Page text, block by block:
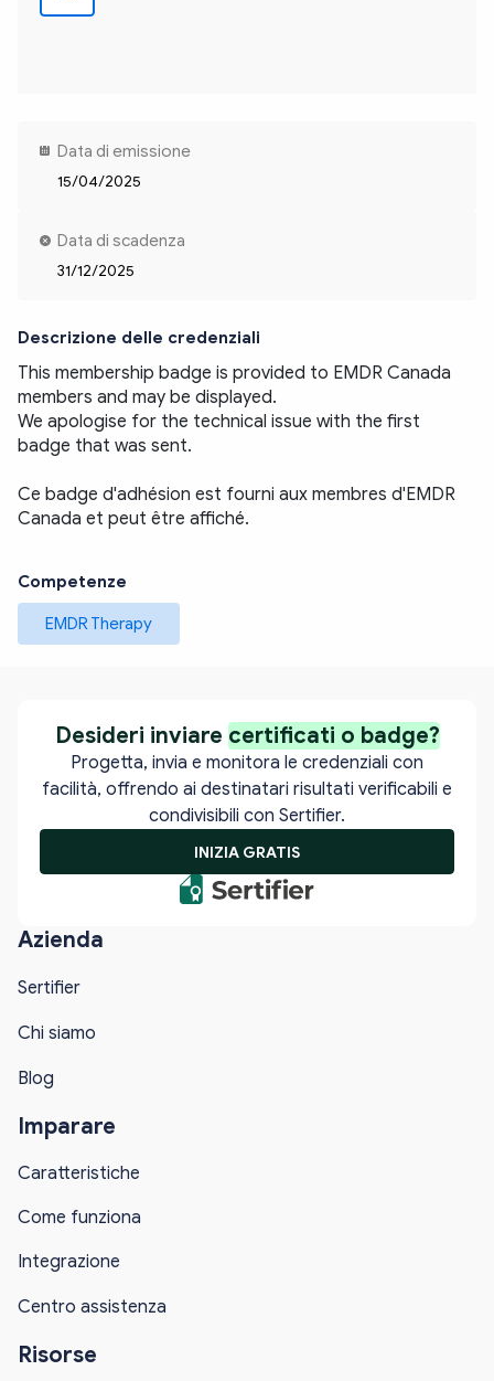
Data di emissione
15/04/2025
Data di scadenza
31/12/2025
Descrizione delle credenziali
This membership badge is provided to EMDR Canada
members and may be displayed.
We apologise for the technical issue with the first
badge that was sent.
Ce badge d'adhésion est fourni aux membres d'EMDR
Canada et peut être affiché.
Competenze
EMDR Therapy
Azienda
Sertifier
Chi siamo
Blog
Imparare
Caratteristiche
Come funziona
Integrazione
Centro assistenza
Risorse
Desideri inviare certificati o badge?
Progetta, invia e monitora le credenziali con
facilità, offrendo ai destinatari risultati verificabili e
condivisibili con Sertifier.
INIZIA GRATIS